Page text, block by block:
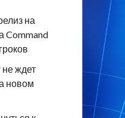
на
Command
ждет
новом